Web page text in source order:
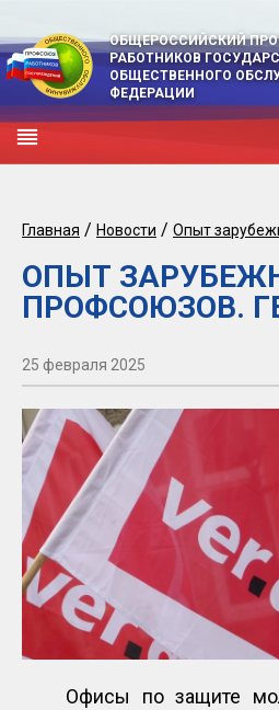
ОБЩЕРОССИЙСКИЙ
РАБОТНИКОВ
ОБЩЕСТВЕННОГО
ФЕДЕРАЦИИ
Главная / Новости / Опыт
ОПЫТ
ПРОФСОЮЗОВ.
25 февраля 2025
Офисы по защите